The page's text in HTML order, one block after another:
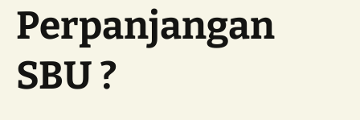
Perpanjangan
SBU ?